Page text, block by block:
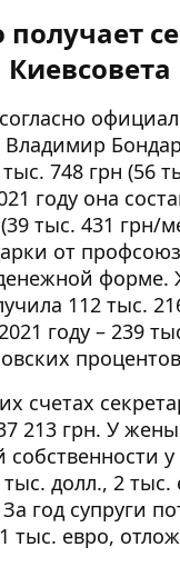
получает
Киевсовета
Владимир
748 грн (56
году она
тыс. 431 грн/
от
форме.
112 тыс.
году – 239
счетах
213 грн. У
тыс. долл., 2 тыс.
год супруги
тыс. евро,